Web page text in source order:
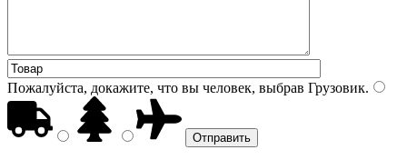
Пожалуйста, докажите, что вы человек, выбрав Грузовик.